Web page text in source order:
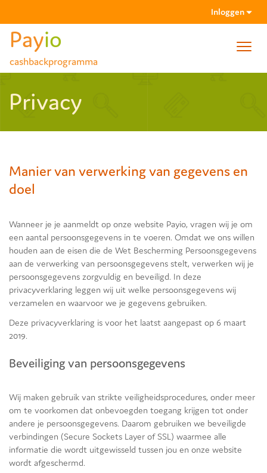
Inloggen
Payio
cashbackprogramma
Privacy
Manier van verwerking van gegevens en
doel
Wanneer je je aanmeldt op onze website Payio, vragen wij je om
een aantal persoonsgegevens in te voeren. Omdat we ons willen
houden aan de eisen die de Wet Bescherming Persoonsgegevens
aan de verwerking van persoonsgegevens stelt, verwerken wij je
persoonsgegevens zorgvuldig en beveiligd. In deze
privacyverklaring leggen wij uit welke persoonsgegevens wij
verzamelen en waarvoor we je gegevens gebruiken.
Deze privacyverklaring is voor het laatst aangepast op 6 maart
2019.
Beveiliging van persoonsgegevens
Wij maken gebruik van strikte veiligheidsprocedures, onder meer
om te voorkomen dat onbevoegden toegang krijgen tot onder
andere je persoonsgegevens. Daarom gebruiken we beveiligde
verbindingen (Secure Sockets Layer of SSL) waarmee alle
informatie die wordt uitgewisseld tussen jou en onze website
wordt afgeschermd.